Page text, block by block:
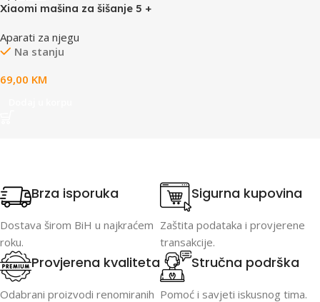
Xiaomi mašina za šišanje 5 +
dugotrajna baterija traje do
180 min
Aparati za njegu
Na stanju
69,00 KM
Brza isporuka
Dostava širom BiH u najkraćem
roku.
Sigurna kupovina
Zaštita podataka i provjerene
transakcije.
Provjerena kvaliteta
Odabrani proizvodi renomiranih
Stručna podrška
Pomoć i savjeti iskusnog tima.